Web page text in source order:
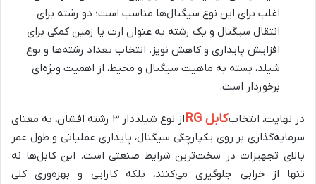
اغلب برای این نوع سیگنال‌ها مناسب است؛ دو رشته برای
انتقال سیگنال و یک رشته به عنوان ارت یا زمین کمکی برای
افزایش پایداری و کاهش نویز. انتخاب تعداد رشته‌ها و نوع
شیلد، بسته به ماهیت سیگنال و محیط، از اهمیت ویژه‌ای
برخوردار است.
در نهایت، انتخابکابل RG
از نوع شیلددار ۳ رشته افشان، به معنای
سرمایه‌گذاری بر روی یکپارچگی سیگنال، پایداری عملیاتی و طول عمر
بالای تجهیزات در سخت‌ترین شرایط صنعتی است. این کابل‌ها نه
تنها از خرابی جلوگیری می‌کنند، بلکه کارایی و بهره‌وری کلی